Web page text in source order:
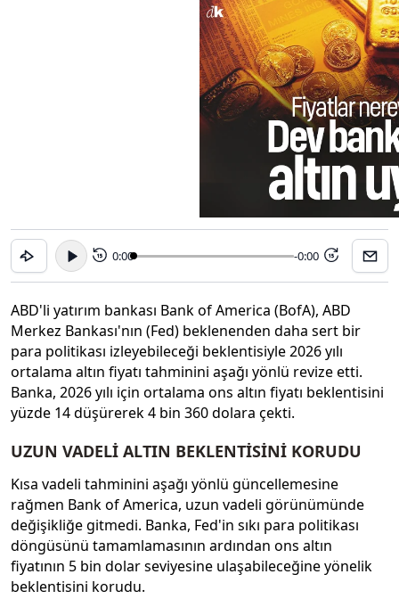
15 0:00 -0:00 15
ABD'li yatırım bankası Bank of America (BofA), ABD
Merkez Bankası'nın (Fed) beklenenden daha sert bir
para politikası izleyebileceği beklentisiyle 2026 yılı
ortalama altın fiyatı tahminini aşağı yönlü revize etti.
Banka, 2026 yılı için ortalama ons altın fiyatı beklentisini
yüzde 14 düşürerek 4 bin 360 dolara çekti.
UZUN VADELİ ALTIN BEKLENTİSİNİ KORUDU
Kısa vadeli tahminini aşağı yönlü güncellemesine
rağmen Bank of America, uzun vadeli görünümünde
değişikliğe gitmedi. Banka, Fed'in sıkı para politikası
döngüsünü tamamlamasının ardından ons altın
fiyatının 5 bin dolar seviyesine ulaşabileceğine yönelik
beklentisini korudu.